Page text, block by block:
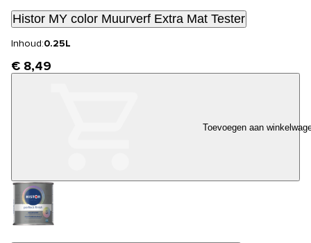
Histor MY color Muurverf Extra Mat Tester
Inhoud:0.25L
€ 8,49
Toevoegen aan